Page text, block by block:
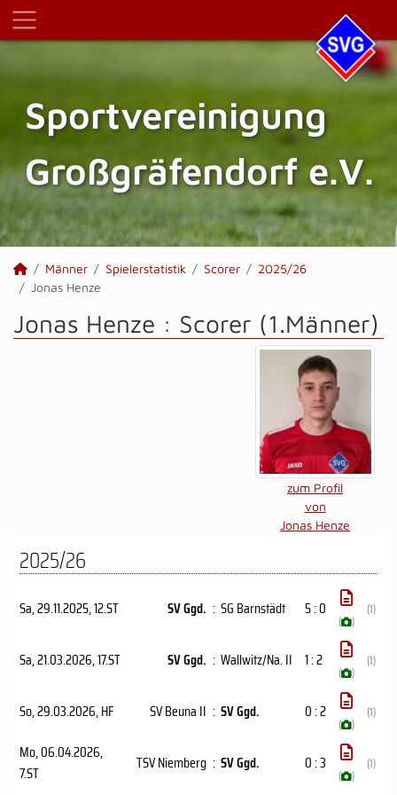
Sportvereinigung
Großgräfendorf e.V.
Männer Spielerstatistik Scorer
2025/26
Jonas Henze
Jonas Henze : Scorer (1.Männer)
zum Profil
von
Jonas Henze
2025/26
Sa, 29.11.2025, 12.ST SV Ggd. : SG Barnstädt 5 : 0
( )
(1)
Sa, 21.03.2026, 17.ST SV Ggd. : Wallwitz/Na. II 1 : 2
( )
(1)
So, 29.03.2026, HF SV Beuna II : SV Ggd. 0 : 2
( )
(1)
Mo, 06.04.2026,
7.ST
TSV Niemberg : SV Ggd. 0 : 3
( )
(1)